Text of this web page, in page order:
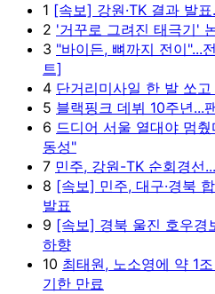
1 [속보] 강원·TK 결과 발
2 '거꾸로 그려진 태극기'
3 "바이든, 뼈까지 전이"...
트]
4 단거리미사일 한 발 쏘
5 블랙핑크 데뷔 10주년...
6 드디어 서울 열대야 멈
동성"
7 민주, 강원-TK 순회경선
8 [속보] 민주, 대구·경북
발표
9 [속보] 경북 울진 호우경
하향
10 최태원, 노소영에 약 1
기한 만료